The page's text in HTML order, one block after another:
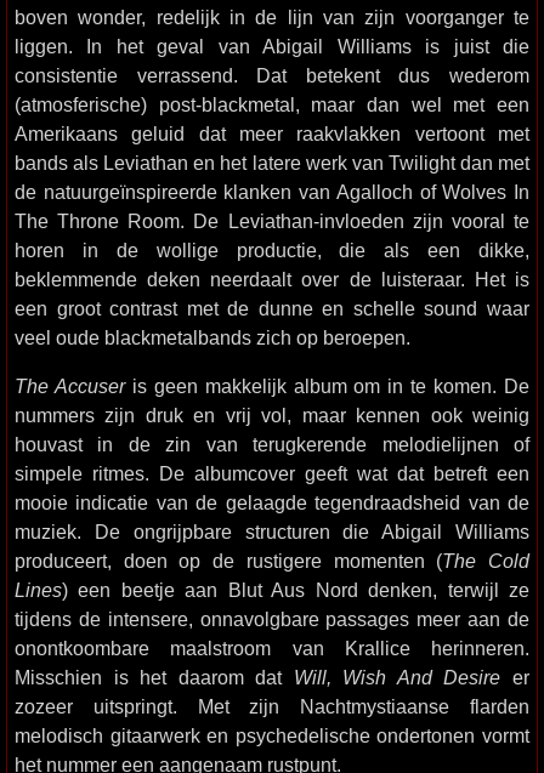
boven wonder, redelijk in de lijn van zijn voorganger te
liggen. In het geval van Abigail Williams is juist die
consistentie verrassend. Dat betekent dus wederom
(atmosferische) post-blackmetal, maar dan wel met een
Amerikaans geluid dat meer raakvlakken vertoont met
bands als Leviathan en het latere werk van Twilight dan met
de natuurgeïnspireerde klanken van Agalloch of Wolves In
The Throne Room. De Leviathan-invloeden zijn vooral te
horen in de wollige productie, die als een dikke,
beklemmende deken neerdaalt over de luisteraar. Het is
een groot contrast met de dunne en schelle sound waar
veel oude blackmetalbands zich op beroepen.
The Accuseris geen makkelijk album om in te komen. De
nummers zijn druk en vrij vol, maar kennen ook weinig
houvast in de zin van terugkerende melodielijnen of
simpele ritmes. De albumcover geeft wat dat betreft een
mooie indicatie van de gelaagde tegendraadsheid van de
muziek. De ongrijpbare structuren die Abigail Williams
produceert, doen op de rustigere momenten (The Cold
Lines) een beetje aan Blut Aus Nord denken, terwijl ze
tijdens de intensere, onnavolgbare passages meer aan de
onontkoombare maalstroom van Krallice herinneren.
Misschien is het daarom dat Will, Wish And Desire er
zozeer uitspringt. Met zijn Nachtmystiaanse flarden
melodisch gitaarwerk en psychedelische ondertonen vormt
het nummer een aangenaam rustpunt.